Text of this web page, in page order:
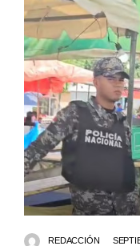
REDACCIÓN